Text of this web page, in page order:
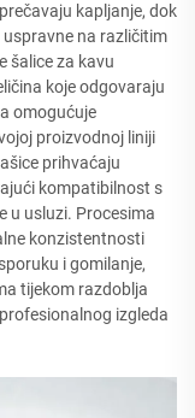
kapljanje, dok
na različitim
šalice za kavu
koje odgovaraju
omogućuje
proizvodnoj liniji
prihvaćaju
kompatibilnost s
u usluzi. Procesima
konzistentnosti
i gomilanje,
tijekom razdoblja
izgleda